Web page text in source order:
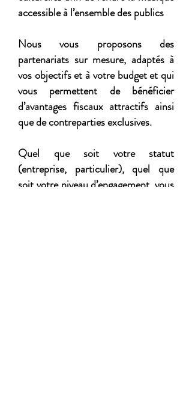
accessible à l’ensemble des publics
Nous vous proposons des
partenariats sur mesure, adaptés à
vos objectifs et à votre budget et qui
vous permettent de bénéficier
d’avantages fiscaux attractifs ainsi
que de contreparties exclusives.
Quel que soit votre statut
(entreprise, particulier), quel que
soit votre niveau d’engagement, vous